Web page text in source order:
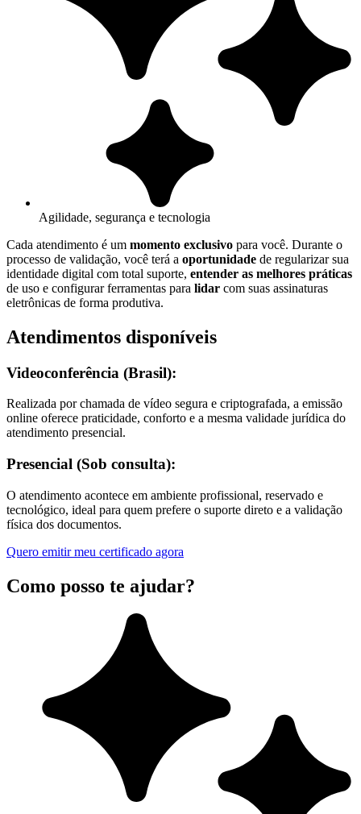
Agilidade, segurança e tecnologia
Cada atendimento é um momento exclusivo para você. Durante o
processo de validação, você terá a oportunidade de regularizar sua
identidade digital com total suporte, entender as melhores práticas
de uso e configurar ferramentas para lidar com suas assinaturas
eletrônicas de forma produtiva.
Atendimentos disponíveis
Videoconferência (Brasil):
Realizada por chamada de vídeo segura e criptografada, a emissão
online oferece praticidade, conforto e a mesma validade jurídica do
atendimento presencial.
Presencial (Sob consulta):
O atendimento acontece em ambiente profissional, reservado e
tecnológico, ideal para quem prefere o suporte direto e a validação
física dos documentos.
Quero emitir meu certificado agora
Como posso te ajudar?